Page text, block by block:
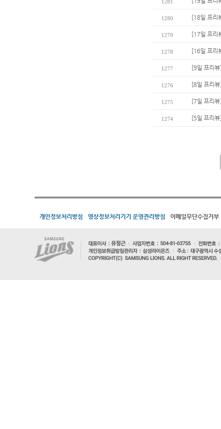
1281
1280 [18일 프리
1279 [17일 프리
1278 [16일 프리
1277 [9일 프리
1276 [8일 프리
1275 [7일 프리
1274 [5일 프리
개인정보처리방침 영상정보처리기기 운영관리방침 이메일무단수집거부